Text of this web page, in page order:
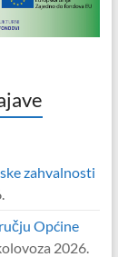
zahvalnosti
Općine
2026.